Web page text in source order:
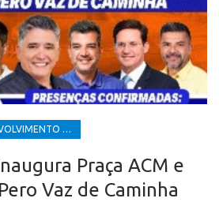
DESENVOLVIMENTO ECONÔMICO E SOCIAL
Praça ACM e
Vaz de Caminha